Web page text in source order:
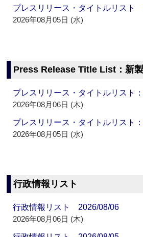
プレスリリース・タイトルリスト
2026年08月05日 (水)
Press Release Title List：新
プレスリリース・タイトルリスト
2026年08月06日 (木)
プレスリリース・タイトルリスト
2026年08月05日 (水)
行政情報リスト
行政情報リスト 2026/08/06
2026年08月06日 (木)